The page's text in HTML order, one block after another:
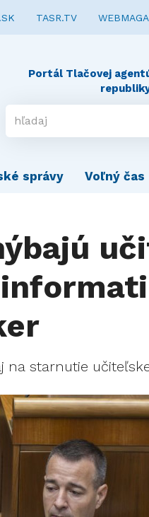
TASR.TV
Portál Tlačovej
správy Voľný čas
na starnutie